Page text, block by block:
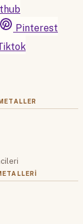
Pinterest